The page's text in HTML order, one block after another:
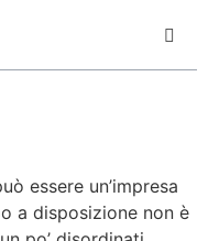
essere un’impresa
a disposizione non è